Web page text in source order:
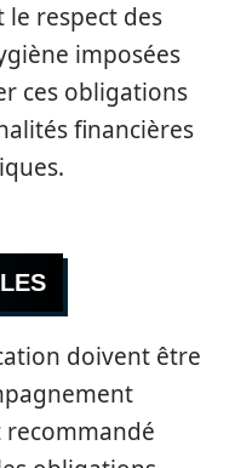
le respect des
imposées
ces obligations
financières
doivent être